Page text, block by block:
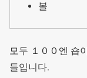
볼
모두 １００엔 숍
들입니다.